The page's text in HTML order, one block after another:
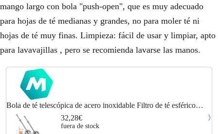
mango largo con bola "push-open", que es muy adecuado
para hojas de té medianas y grandes, no para moler té ni
hojas de té muy finas. Limpieza: fácil de usar y limpiar, apto
para lavavajillas , pero se recomienda lavarse las manos.
Bola de té telescópica de acero inoxidable Filtro de té esférico
Bola de té esférica Malla de acero inoxidable Bola de té Colador
de té Colador de
32,28€
fuera de stock